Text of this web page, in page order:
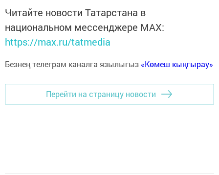
Читайте новости Татарстана в
национальном мессенджере MАХ:
https://max.ru/tatmedia
Безнең телеграм каналга язылыгыз «Көмеш кыңгырау»
Перейти на страницу новости